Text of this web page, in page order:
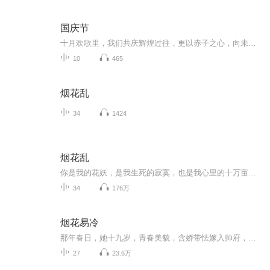
国庆节
10 465
烟花乱
34 1424
烟花乱
34 176万
烟花易冷
27 23.6万